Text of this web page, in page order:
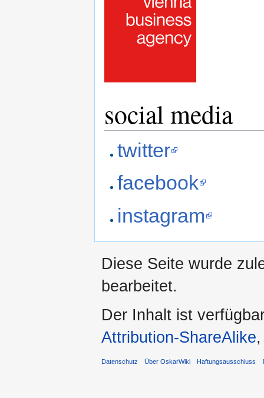
social media
twitter
facebook
instagram
Diese Seite wurde
bearbeitet.
Der Inhalt ist
Attribution-ShareAlike
Datenschutz Über OskarWiki Haftungsausschluss